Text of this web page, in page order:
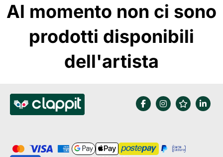
Al momento non ci sono
prodotti disponibili
dell'artista